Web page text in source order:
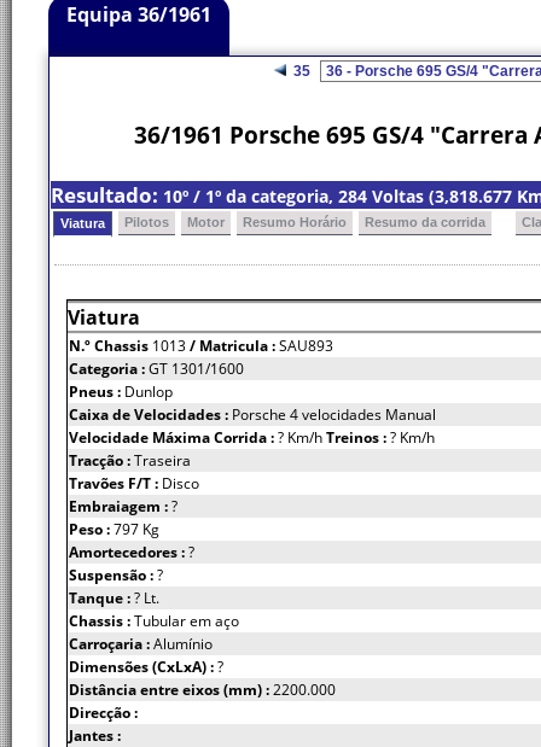
Equipa 36/1961
35
36/1961 Porsche 695 GS/4
Resultado: 10º / 1º da categoria, 284 Voltas (3,818.677
Viatura Pilotos Motor Resumo Horário Resumo da corrida
Viatura
N.º Chassis 1013/ Matricula :SAU893
Categoria :GT 1301/1600
Pneus : Dunlop
Caixa de Velocidades : Porsche 4 velocidades Manual
Velocidade Máxima Corrida :? Km/hTreinos :? Km/h
Tracção :Traseira
Travões F/T : Disco
Embraiagem :?
Peso :797 Kg
Amortecedores :?
Suspensão :?
Tanque :? Lt.
Chassis :Tubular em aço
Carroçaria :Alumínio
Dimensões (CxLxA) :?
Distância entre eixos (mm) :2200.000
Direcção :
Jantes :